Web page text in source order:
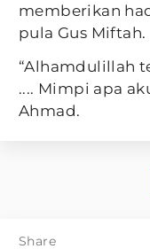
memberikan
pula Gus Miftah.
“Alhamdulillah
.... Mimpi apa
Ahmad.
Share